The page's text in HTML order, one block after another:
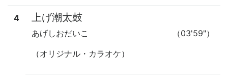
4 上げ潮太鼓
（03'59"）
あげしおだいこ
（オリジナル・カラオケ）